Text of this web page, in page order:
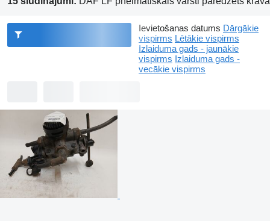
Ievietošanas datums Dārgākie
vispirms Lētākie vispirms
Izlaiduma gads - jaunākie
vispirms Izlaiduma gads -
vecākie vispirms